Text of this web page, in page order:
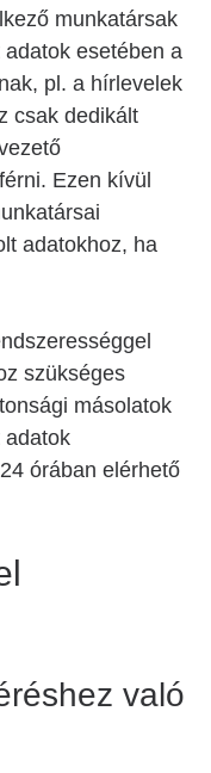
munkatársak
esetében a
pl. a hírlevelek
csak dedikált
Ezen kívül
adatokhoz, ha
szükséges
másolatok
adatok
órában elérhető
való